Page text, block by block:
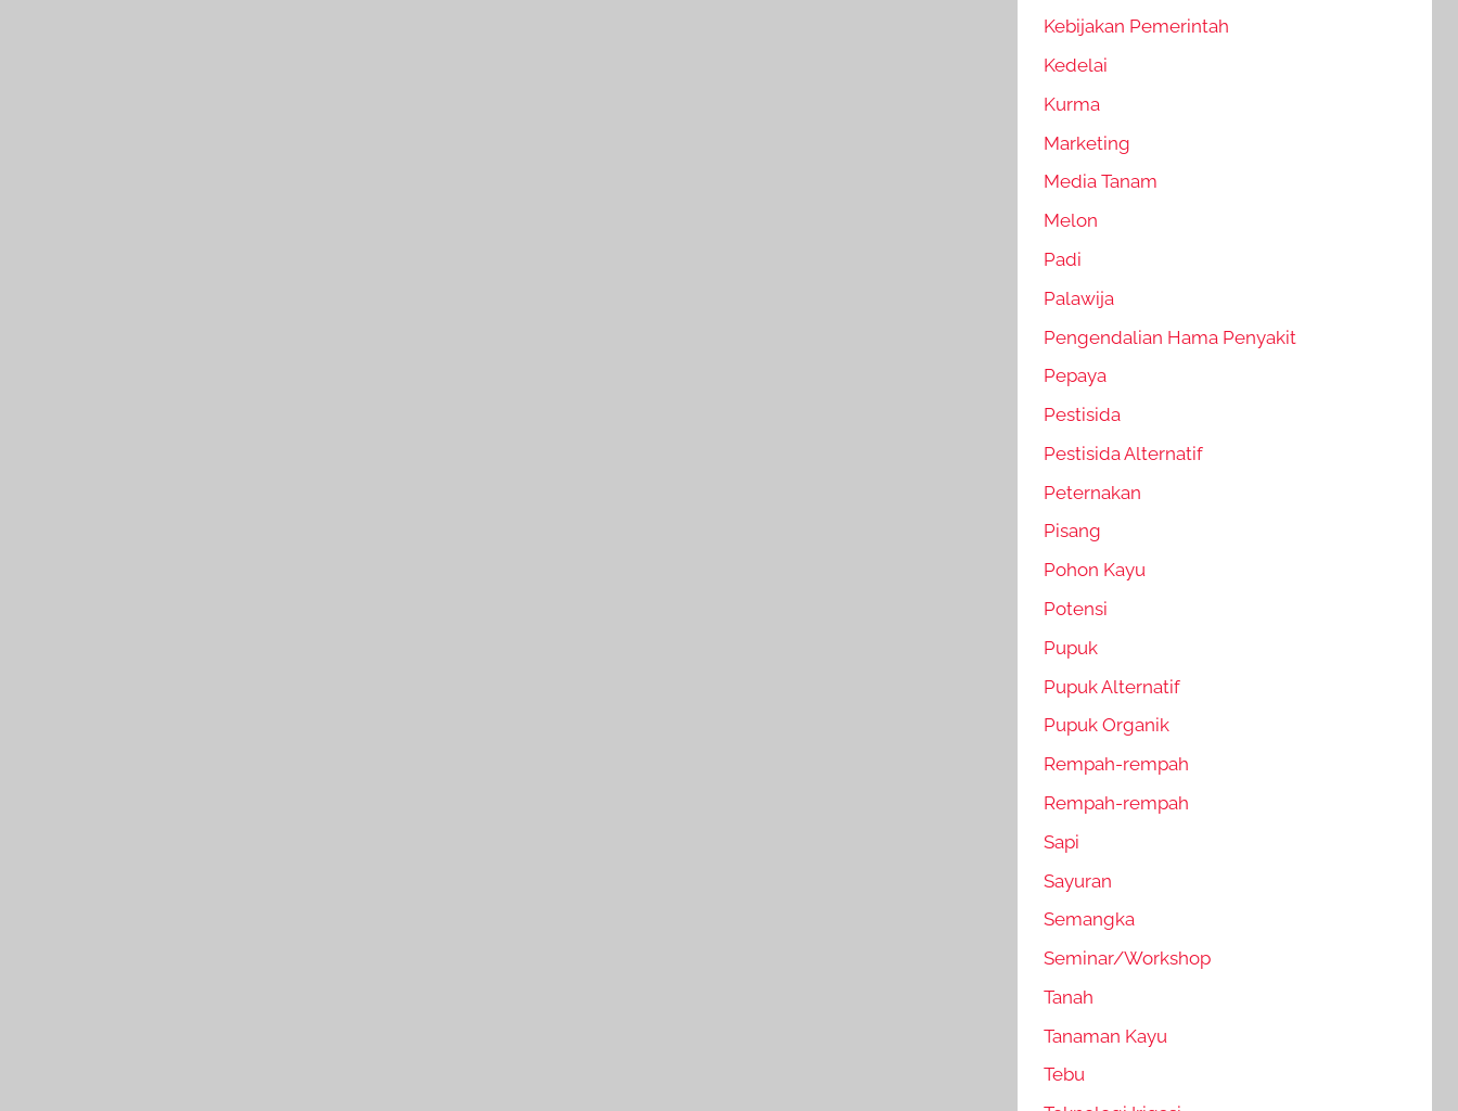
Kebijakan Pemerintah
Kedelai
Kurma
Marketing
Media Tanam
Melon
Padi
Palawija
Pengendalian Hama Penyakit
Pepaya
Pestisida
Pestisida Alternatif
Peternakan
Pisang
Pohon Kayu
Potensi
Pupuk
Pupuk Alternatif
Pupuk Organik
Rempah-rempah
Rempah-rempah
Sapi
Sayuran
Semangka
Seminar/Workshop
Tanah
Tanaman Kayu
Tebu